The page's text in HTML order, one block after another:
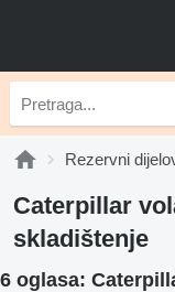
Rezervni
Caterpillar
skladištenje
6 oglasa: